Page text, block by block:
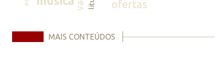
ofertas
MAIS CONTEÚDOS